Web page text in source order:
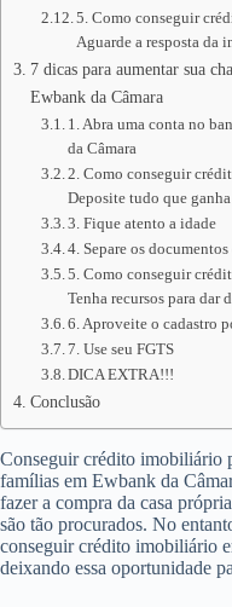
5. Como conseguir
Aguarde a resposta da
7 dicas para aumentar sua
Ewbank da Câmara
1. Abra uma conta no
da Câmara
2. Como conseguir
Deposite tudo que ganha
3. Fique atento a idade
4. Separe os
5. Como conseguir
Tenha recursos para dar
6. Aproveite o cadastro
7. Use seu FGTS
DICA EXTRA!!!
Conclusão
Conseguir crédito imobiliário
famílias em Ewbank da
fazer a compra da casa
são tão procurados. No
conseguir crédito imobiliário
deixando essa oportunidade